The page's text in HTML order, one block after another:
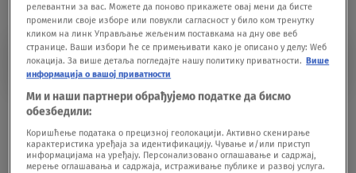
NET.KABINET
platformi net.kabinet
DRUŠTVO 15.05.20.
релевантни за вас. Можете да поново прикажете овај мени да бисте
променили своје изборе или повукли сагласност у било ком тренутку
кликом на линк Управљање жељеним поставкама на дну ове веб
странице. Ваши избори ће се примењивати како је описано у делу: Wеб
локација. За више детаља погледајте нашу политику приватности. Више
информација о вашој приватности
Ми и наши партнери обрађујемо податке да бисмо
обезбедили:
Коришћење података о прецизној геолокацији. Активно скенирање
карактеристика уређаја за идентификацију. Чување и/или приступ
информацијама на уређају. Персонализовано оглашавање и садржај,
мерење оглашавања и садржаја, истраживање публике и развој услуга.